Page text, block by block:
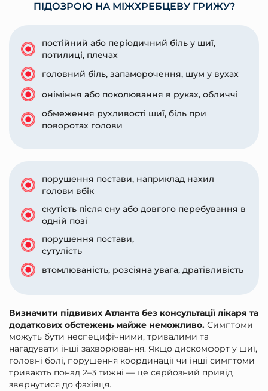
ПІДОЗРОЮ НА МІЖХРЕБЦЕВУ ГРИЖУ?
постійний або періодичний біль у шиї,
потилиці, плечах
головний біль, запаморочення, шум у вухах
оніміння або поколювання в руках, обличчі
обмеження рухливості шиї, біль при
поворотах голови
порушення постави, наприклад нахил
голови вбік
скутість після сну або довгого перебування в
одній позі
порушення постави,
сутулість
втомлюваність, розсіяна увага, дратівливість
Визначити підвивих Атланта без консультації лікаря та
додаткових обстежень майже неможливо. Симптоми
можуть бути неспецифічними, тривалими та
нагадувати інші захворювання. Якщо дискомфорт у шиї,
головні болі, порушення координації чи інші симптоми
тривають понад 2–3 тижні — це серйозний привід
звернутися до фахівця.